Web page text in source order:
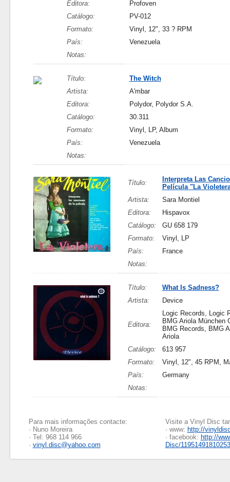
Editora:
Profoven
Catálogo:
PV-012
Formato:
Vinyl, 12", 33 ? RPM
País:
Venezuela
Notas:
Título:
The Witch
Artista:
A'mbar
Editora:
Polydor, Polydor S.A.
Catálogo:
30.311
Formato:
Vinyl, LP, Album
País:
Venezuela
Notas:
Título:
Interpreta Las
Película "La
Artista:
Sara Montiel
Editora:
Hispavox
Catálogo:
GU 658 179
Formato:
Vinyl, LP
País:
France
Notas:
Título:
What Is Sadness?
Artista:
Device
Editora:
Logic Records, Logic
BMG Ariola München
BMG Records, BMG
Ariola
Catálogo:
613 957
Formato:
Vinyl, 12", 45 RPM,
País:
Germany
Notas:
Para mais informações contacte:
· Nuno Moreira
· Tel: 968 114 966
· vinyl.disc@yahoo.com
Visite a Vinyl Disc
· www: http://
· facebook: http://
Disc/